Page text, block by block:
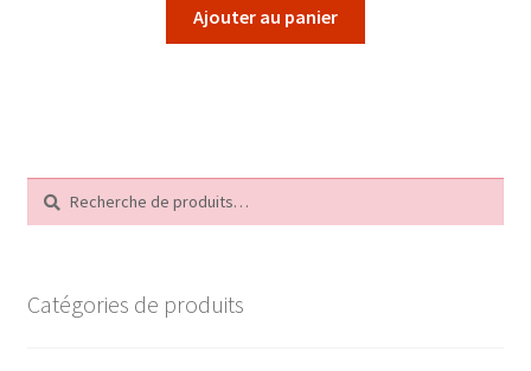
Ajouter au panier
Recherche
pour :
Recherche
Catégories de produits